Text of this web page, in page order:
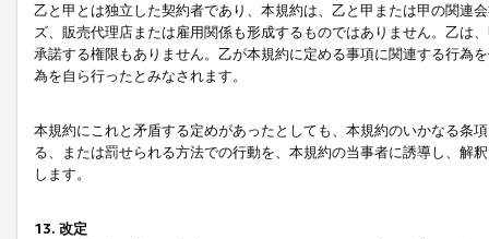
乙と甲とは独立した契約者であり、本規約は、乙と甲または甲の関連
ズ、販売代理店または雇用関係も形成するものではありません。乙は
承諾する権限もありません。乙が本規約に定める事項に関連する行為
為を自ら行ったとみなされます。
本規約にこれと矛盾する定めがあったとしても、本規約のいかなる条
る、または罰せられる方法での行動を、本規約の当事者に誘導し、解
します。
13. 改定